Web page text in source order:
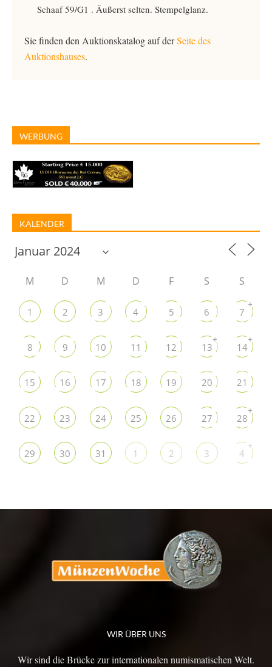
Schaaf 59/G1 ­­. Äußerst selten. Stempelglanz.
Sie finden den Auktionskatalog auf derSeite des
Auktionshauses.
WERBUNG
KALENDER
M D M D F S S
1 2 3 4 5 6 7
+
8 9 10 11 12 13
+
14
+
15 16 17 18 19 20 21
22 23 24 25 26 27 28
+
29 30 31 1 2 3 4
+
WIR ÜBER UNS
Wir sind die Brücke zur internationalen numismatischen Welt.